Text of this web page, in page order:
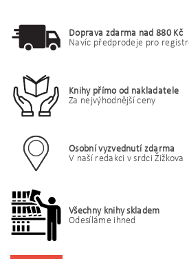
Doprava zdarma nad 880 Kč
Navíc předprodeje pro
Knihy přímo od nakladatele
Za nejvýhodnější ceny
Osobní vyzvednutí zdarma
V naší redakci v srdci Žižkova
Všechny knihy skladem
Odesíláme ihned